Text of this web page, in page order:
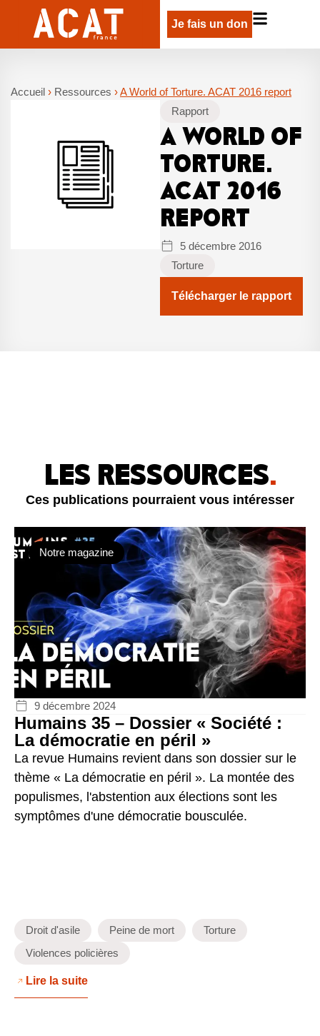
Je fais un don
Accueil › Ressources ›A World of Torture. ACAT 2016 report
Rapport
A WORLD OF
TORTURE.
ACAT 2016
REPORT
5 décembre 2016
Torture
Télécharger le rapport
LES RESSOURCES.
Ces publications pourraient vous intéresser
Notre magazine
9 décembre 2024
Humains 35 – Dossier « Société :
La démocratie en péril »
La revue Humains revient dans son dossier sur le
thème « La démocratie en péril ». La montée des
populismes, l'abstention aux élections sont les
symptômes d'une démocratie bousculée.
Droit d'asile Peine de mort
Torture
Violences policières
Lire la suite